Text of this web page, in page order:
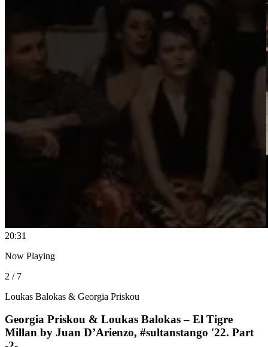
20:31
Now Playing
2 / 7
Loukas Balokas & Georgia Priskou
Georgia Priskou & Loukas Balokas – El Tigre
Millan by Juan D’Arienzo, #sultanstango '22. Part